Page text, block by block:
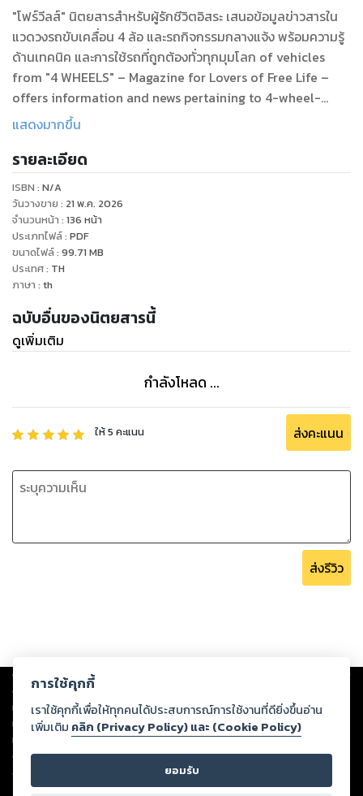
"โฟร์วีลส์" นิตยสารสำหรับผู้รักชีวิตอิสระ เสนอข้อมูลข่าวสารใน
แวดวงรถขับเคลื่อน 4 ล้อ และรถกิจกรรมกลางแจ้ง พร้อมความรู้
ด้านเทคนิค และการใช้รถที่ถูกต้องทั่วทุกมุมโลก of vehicles
from "4 WHEELS" – Magazine for Lovers of Free Life –
offers information and news pertaining to 4-wheel-
drive and SUV communities as well as technical
แสดงมากขึ้น
รายละเอียด
ISBN : N/A
วันวางขาย : 21 พ.ค. 2026
จำนวนหน้า : 136 หน้า
ประเภทไฟล์: PDF
ขนาดไฟล์: 99.71 MB
ประเทศ: TH
ภาษา : th
ฉบับอื่นของนิตยสารนี้
ดูเพิ่มเติม
กำลังโหลด ...
ให้5 คะแนน ส่งคะแนน
ส่งรีวิว
Copyright © 2026
ต่อผลงานหรือเนื้อหาใดที่อัปโหลดผ่านเว็บไซต์และปรากฏว่าละเมิดสิทธิใน
ทรัพย์สินทางปัญญาของบุคคลอื่นหรือขัดต่อกฎหมายและศีลธรรม ดังนั้น ผู้อ่าน
ทุกท่านโปรดใช้วิจารณญาณในการกลั่นกรองด้วยตนเอง และหากท่านพบว่าส่วน
หนึ่งส่วนใดขัดต่อกฎหมายและศีลธรรม กรุณาแจ้งมายังบริษัท เพื่อทีมงานจะได้
ดำเนินการในทันที ทั้งนี้ ทางสตอรี่ล็อกขอสงวนลิขสิทธิ์ตามพระราชบัญญัติ
ลิขสิทธิ์ พ.ศ. 2537 (ฉบับล่าสุด)
การใช้คุกกี้
เราใช้คุกกี้เพื่อให้ทุกคนได้ประสบการณ์การใช้งานที่ดียิ่งขึ้นอ่าน
เพิ่มเติม คลิก (Privacy Policy) และ (Cookie Policy)
ยอมรับ